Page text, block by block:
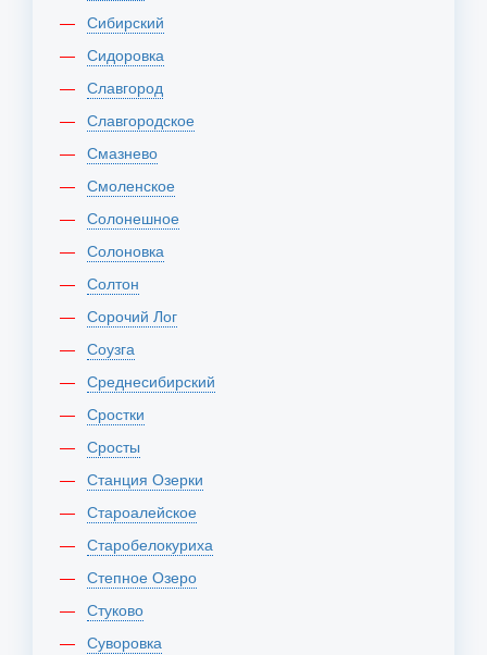
Сибирский
Сидоровка
Славгород
Славгородское
Смазнево
Смоленское
Солонешное
Солоновка
Солтон
Сорочий Лог
Соузга
Среднесибирский
Сростки
Сросты
Станция Озерки
Староалейское
Старобелокуриха
Степное Озеро
Стуково
Суворовка